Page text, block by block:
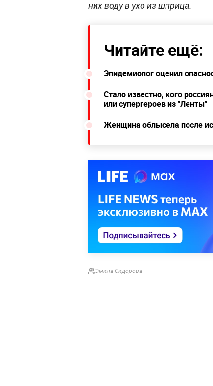
них воду в ухо из шприца.
Читайте ещё:
Эпидемиолог оценил
Стало известно, кого
или супергероев из "Ленты"
Женщина облысела после
Эмила Сидорова